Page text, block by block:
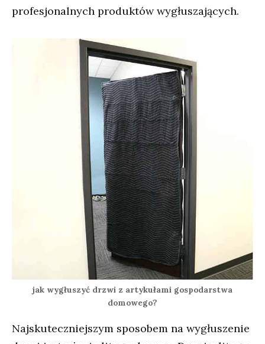
profesjonalnych produktów wygłuszających.
jak wygłuszyć drzwi z artykułami gospodarstwa
domowego?
Najskuteczniejszym sposobem na wygłuszenie